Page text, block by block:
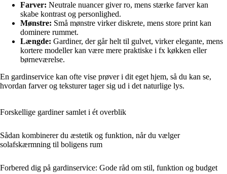
Farver: Neutrale nuancer giver ro, mens stærke farver kan
skabe kontrast og personlighed.
Mønstre: Små mønstre virker diskrete, mens store print kan
dominere rummet.
Længde: Gardiner, der går helt til gulvet, virker elegante, mens
kortere modeller kan være mere praktiske i fx køkken eller
børneværelse.
En gardinservice kan ofte vise prøver i dit eget hjem, så du kan se,
hvordan farver og teksturer tager sig ud i det naturlige lys.
Forskellige gardiner samlet i ét overblik
Sådan kombinerer du æstetik og funktion, når du vælger
solafskærmning til boligens rum
Forbered dig på gardinservice: Gode råd om stil, funktion og budget